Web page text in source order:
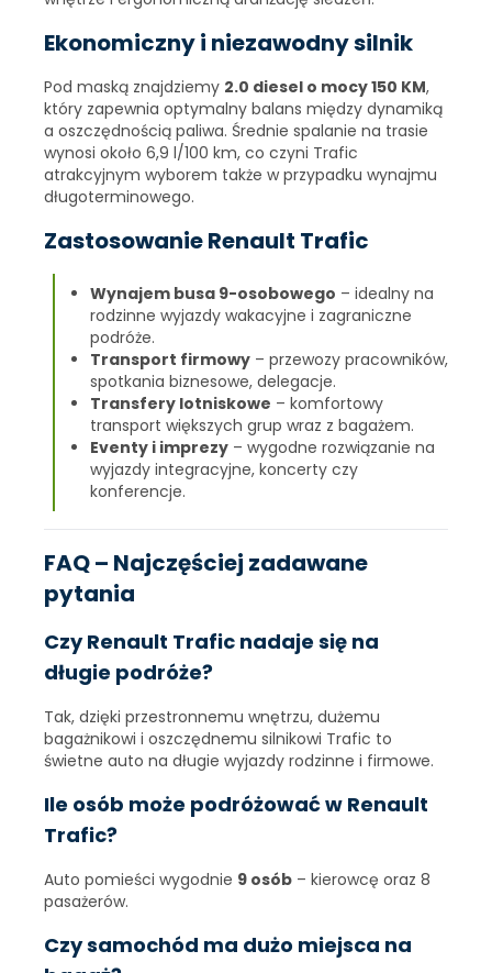
Ekonomiczny i niezawodny silnik
Pod maską znajdziemy 2.0 diesel o mocy 150 KM,
który zapewnia optymalny balans między dynamiką
a oszczędnością paliwa. Średnie spalanie na trasie
wynosi około 6,9 l/100 km, co czyni Trafic
atrakcyjnym wyborem także w przypadku wynajmu
długoterminowego.
Zastosowanie Renault Trafic
Wynajem busa 9-osobowego – idealny na
rodzinne wyjazdy wakacyjne i zagraniczne
podróże.
Transport firmowy – przewozy pracowników,
spotkania biznesowe, delegacje.
Transfery lotniskowe – komfortowy
transport większych grup wraz z bagażem.
Eventy i imprezy – wygodne rozwiązanie na
wyjazdy integracyjne, koncerty czy
konferencje.
FAQ – Najczęściej zadawane
pytania
Czy Renault Trafic nadaje się na
długie podróże?
Tak, dzięki przestronnemu wnętrzu, dużemu
bagażnikowi i oszczędnemu silnikowi Trafic to
świetne auto na długie wyjazdy rodzinne i firmowe.
Ile osób może podróżować w Renault
Trafic?
Auto pomieści wygodnie 9 osób – kierowcę oraz 8
pasażerów.
Czy samochód ma dużo miejsca na